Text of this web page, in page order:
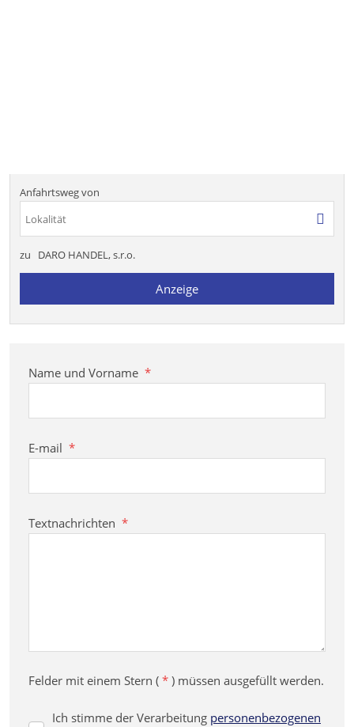
Anfahrtsweg von
zu DARO HANDEL, s.r.o.
Anzeige
Name und Vorname *
E-mail *
Textnachrichten *
Felder mit einem Stern ( * ) müssen ausgefüllt werden.
Ich stimme der Verarbeitung personenbezogenen